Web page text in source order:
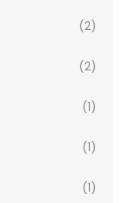
(2)
(2)
(1)
(1)
(1)